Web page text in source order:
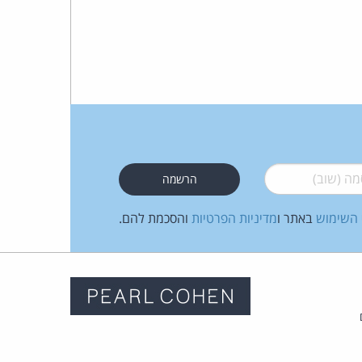
(שוב)*
השימוש באתר ומדיניות הפרטיות והסכמת להם.